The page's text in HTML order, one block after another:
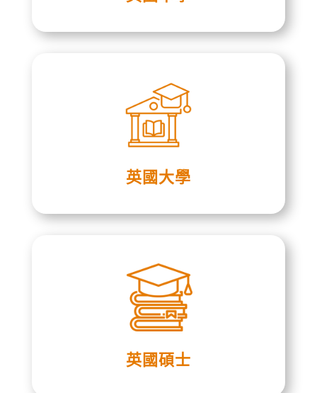
英國大學
英國碩士